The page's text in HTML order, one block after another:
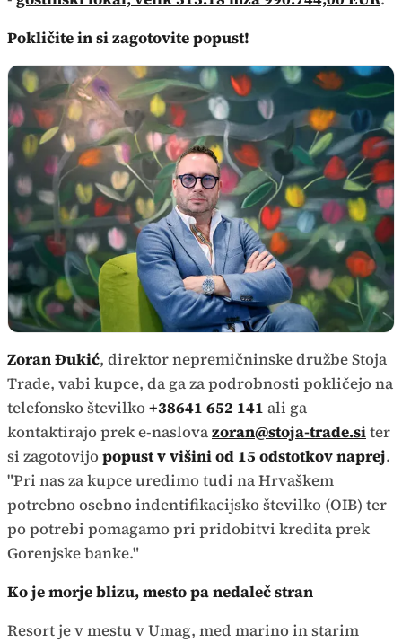
Pokličite in si zagotovite popust!
Zoran Đukić, direktor nepremičninske družbe Stoja
Trade, vabi kupce, da ga za podrobnosti pokličejo na
telefonsko številko+38641 652 141 ali ga
kontaktirajo prek e-naslovazoran@stoja-trade.siter
si zagotovijopopust v višini od 15 odstotkov naprej.
"Pri nas za kupce uredimo tudi na Hrvaškem
potrebno osebno indentifikacijsko številko (OIB) ter
po potrebi pomagamo pri pridobitvi kredita prek
Gorenjske banke."
Ko je morje blizu, mesto pa nedaleč stran
Resort je v mestu v Umag, med marino in starim